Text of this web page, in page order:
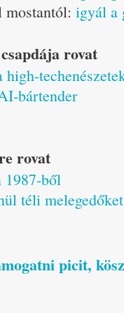
igyál a
rovat
bártender
rovat
1987-ből
téli
picit,